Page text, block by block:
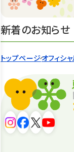
トップページオフィシ
新着のお知らせ